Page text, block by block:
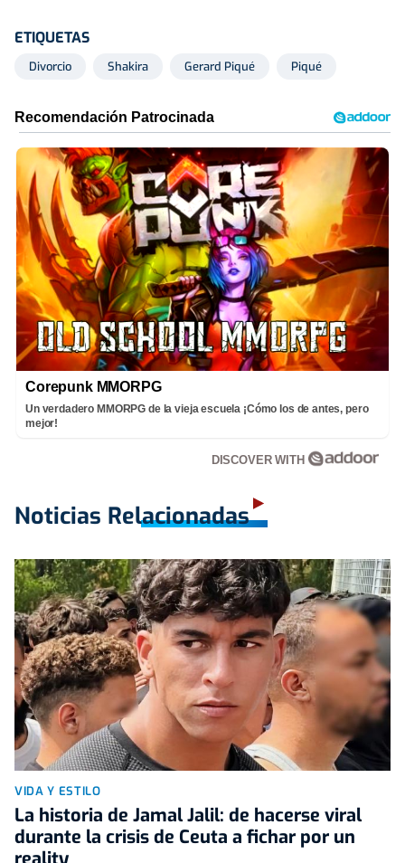
ETIQUETAS
Divorcio Shakira Gerard Piqué Piqué
Corepunk MMORPG
Un verdadero MMORPG de la vieja escuela ¡Cómo los de antes, pero
mejor!
DISCOVER WITH
Noticias Relacionadas
VIDA Y ESTILO
La historia de Jamal Jalil: de hacerse viral
durante la crisis de Ceuta a fichar por un